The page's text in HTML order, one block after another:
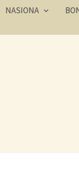
NASIONA